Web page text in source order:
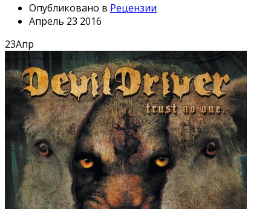
Опубликовано в Рецензии
Апрель 23 2016
23Апр